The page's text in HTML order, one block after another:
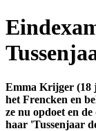
Emma Krijger (18
het Frencken en
ze nu opdoet en
haar 'Tussenjaar